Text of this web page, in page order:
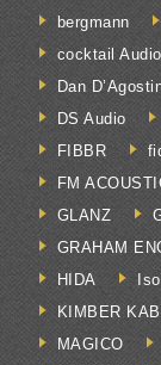
bergmann
cocktail Audio
Dan
DS Audio
FIBBR
FM
GLANZ
GRAHAM
HIDA
KIMBER
MAGICO